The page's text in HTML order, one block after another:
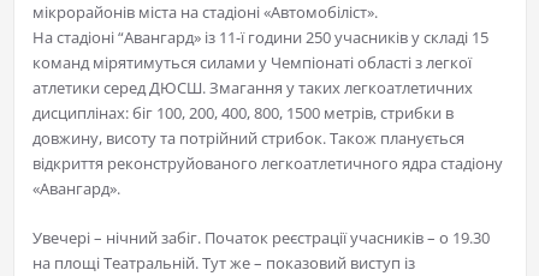
мікрорайонів міста на стадіоні «Автомобіліст».
На стадіоні “Авангард» із 11-ї години 250 учасників у складі 15
команд мірятимуться силами у Чемпіонаті області з легкої
атлетики серед ДЮСШ. Змагання у таких легкоатлетичних
дисциплінах: біг 100, 200, 400, 800, 1500 метрів, стрибки в
довжину, висоту та потрійний стрибок. Також планується
відкриття реконструйованого легкоатлетичного ядра стадіону
«Авангард».
Увечері – нічний забіг. Початок реєстрації учасників – о 19.30
на площі Театральній. Тут же – показовий виступ із